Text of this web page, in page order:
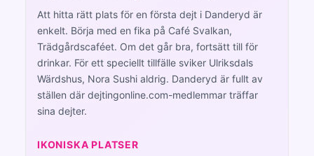
Att hitta rätt plats för en första dejt i Danderyd är
enkelt. Börja med en fika på Café Svalkan,
Trädgårdscaféet. Om det går bra, fortsätt till för
drinkar. För ett speciellt tillfälle sviker Ulriksdals
Wärdshus, Nora Sushi aldrig. Danderyd är fullt av
ställen där dejtingonline.com-medlemmar träffar
sina dejter.
IKONISKA PLATSER